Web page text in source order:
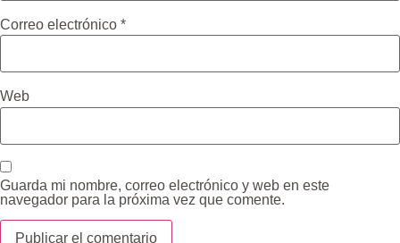
Correo electrónico *
Web
Guarda mi nombre, correo electrónico y web en este
navegador para la próxima vez que comente.